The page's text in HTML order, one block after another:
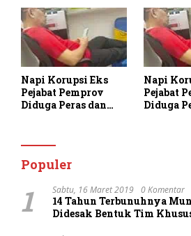
Napi Korupsi Eks
Pejabat Pemprov
Diduga Peras dan
Tanjung Gusta
Napi
Pejabat
Diduga
Populer
1 Sabtu, 16 Maret 2019 0 Komentar
14 Tahun Terbunuhnya
Didesak Bentuk Tim